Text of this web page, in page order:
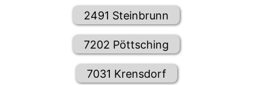
2491 Steinbrunn
7202 Pöttsching
7031 Krensdorf